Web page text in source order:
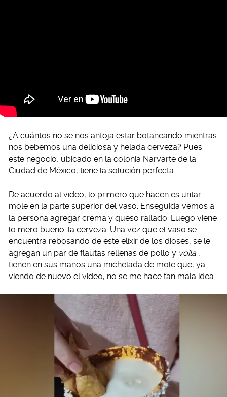
¿A cuántos no se nos antoja estar botaneando mientras
nos bebemos una deliciosa y helada cerveza? Pues
este negocio, ubicado en la colonia Narvarte de la
Ciudad de México, tiene la solución perfecta.
De acuerdo al video, lo primero que hacen es untar
mole en la parte superior del vaso. Enseguida vemos a
la persona agregar crema y queso rallado. Luego viene
lo mero bueno: la cerveza. Una vez que el vaso se
encuentra rebosando de este elíxir de los dioses, se le
agregan un par de flautas rellenas de pollo y voila ,
tienen en sus manos una michelada de mole que, ya
viendo de nuevo el video, no se me hace tan mala idea…